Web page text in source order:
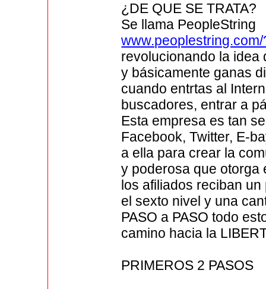
¿DE QUE SE TRATA?
Se llama PeopleString
revolucionando la idea
y básicamente ganas
cuando entrtas al
buscadores, entrar a
Esta empresa es tan
Facebook, Twitter, E-
a ella para crear la
y poderosa que otorga
los afiliados reciban
el sexto nivel y una
PASO a PASO todo
camino hacia la
PRIMEROS 2 PASOS